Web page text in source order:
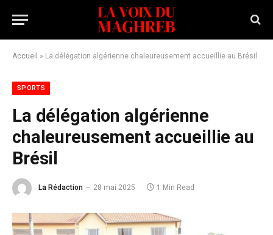
Accueil » La délégation algérienne chaleureusement accueillie au Brésil
SPORTS
La délégation algérienne
chaleureusement accueillie au
Brésil
La Rédaction 28 mai 2025 1 Min Read